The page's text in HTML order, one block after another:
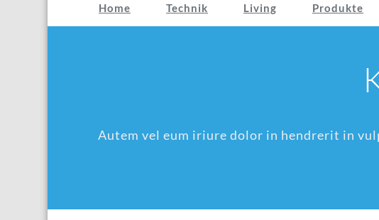
Home Technik Living Produkte
Autem vel eum iriure dolor in hendrerit in